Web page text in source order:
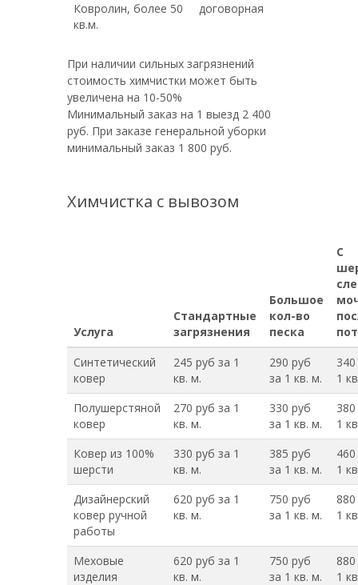
Ковролин, более 50
кв.м.
договорная
При наличии сильных загрязнений
стоимость химчистки может быть
увеличена на 10-50%
Минимальный заказ на 1 выезд 2 400
руб. При заказе генеральной уборки
минимальный заказ 1 800 руб.
Химчистка с вывозом
Услуга
Стандартные
загрязнения
Большое
кол-во
песка
С
Синтетический
ковер
245 руб за 1
кв. м.
290 руб
за 1 кв. м.
1
Полушерстяной
ковер
270 руб за 1
кв. м.
330 руб
за 1 кв. м.
1
Ковер из 100%
шерсти
330 руб за 1
кв. м.
385 руб
за 1 кв. м.
1
Дизайнерский
ковер ручной
работы
620 руб за 1
кв. м.
750 руб
за 1 кв. м.
1
Меховые
изделия
620 руб за 1
кв. м.
750 руб
за 1 кв. м.
1